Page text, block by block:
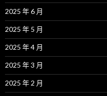
2025 年 6 月
2025 年 5 月
2025 年 4 月
2025 年 3 月
2025 年 2 月